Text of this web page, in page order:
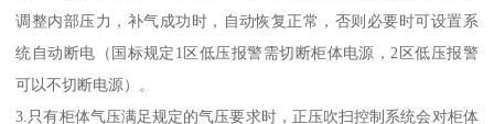
调整内部压力，补气成功时，自动恢复正常，否则必要时可设置系
统自动断电（国标规定1区低压报警需切断柜体电源，2区低压报警
可以不切断电源）。
3.只有柜体气压满足规定的气压要求时，正压吹扫控制系统会对柜体